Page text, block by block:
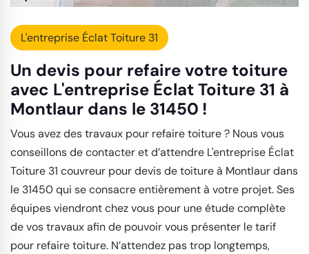
L'entreprise Éclat Toiture 31
Un devis pour refaire votre toiture
avec L'entreprise Éclat Toiture 31 à
Montlaur dans le 31450 !
Vous avez des travaux pour refaire toiture ? Nous vous
conseillons de contacter et d’attendre L'entreprise Éclat
Toiture 31 couvreur pour devis de toiture à Montlaur dans
le 31450 qui se consacre entièrement à votre projet. Ses
équipes viendront chez vous pour une étude complète
de vos travaux afin de pouvoir vous présenter le tarif
pour refaire toiture. N’attendez pas trop longtemps,